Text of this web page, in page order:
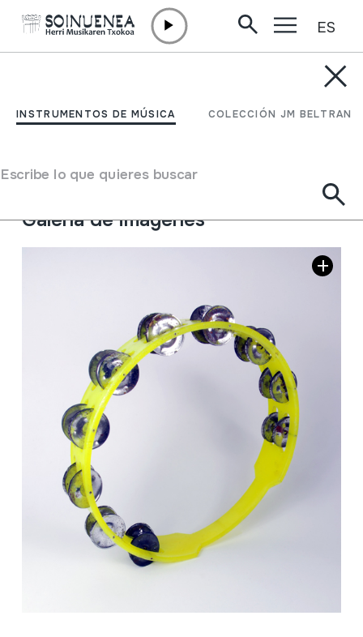
INSTRUMENTOS DE MÚSICA COLECCIÓN JM BELTRAN
Escribe lo que quieres buscar
ES
PANDERETA
Tipo de Instrumento de música
-> Golpeados
Galería de imágenes